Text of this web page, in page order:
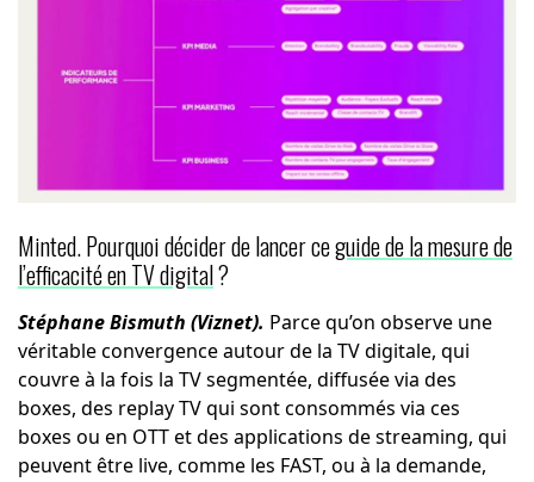
Minted. Pourquoi décider de lancer ceguide de la mesure de
l’efficacité en TV digital?
Stéphane Bismuth (Viznet). Parce qu’on observe une
véritable convergence autour de la TV digitale, qui
couvre à la fois la TV segmentée, diffusée via des
boxes, des replay TV qui sont consommés via ces
boxes ou en OTT et des applications de streaming, qui
peuvent être live, comme les FAST, ou à la demande,